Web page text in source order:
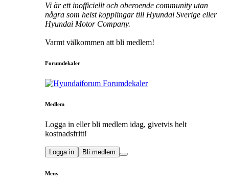
Vi är ett inofficiellt och oberoende community utan
några som helst kopplingar till Hyundai Sverige eller
Hyundai Motor Company.
Varmt välkommen att bli medlem!
Forumdekaler
Medlem
Logga in eller bli medlem idag, givetvis helt
kostnadsfritt!
Logga in Bli medlem
Meny